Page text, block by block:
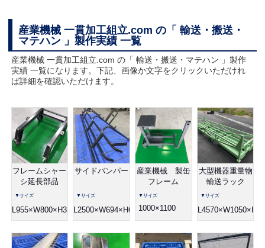
産業機械 一貫加工組立.com の「 輸送・搬送・
マテハン 」製作実績 一覧
産業機械 一貫加工組立.com の「 輸送・搬送・マテハン 」製作
実績 一覧になります。下記、画像か文字をクリックいただけれ
ば詳細を確認いただけます。
フレームシャー
シ延長部品
▼サイズ
L955×W800×H330
サイドバンパー
▼サイズ
L2500×W694×H688
産業機械 製缶
フレーム
▼サイズ
1000×1100
大型機器重量物
輸送ラック
▼サイズ